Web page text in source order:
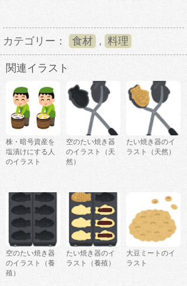
カテゴリー： 食材 , 料理
関連イラスト
株・暗号資産を
塩漬けにする人
のイラスト
空のたい焼き器
のイラスト（天
然）
たい焼き器のイ
ラスト（天然）
空のたい焼き器
のイラスト（養
殖）
たい焼き器のイ
ラスト（養殖）
大豆ミートのイ
ラスト